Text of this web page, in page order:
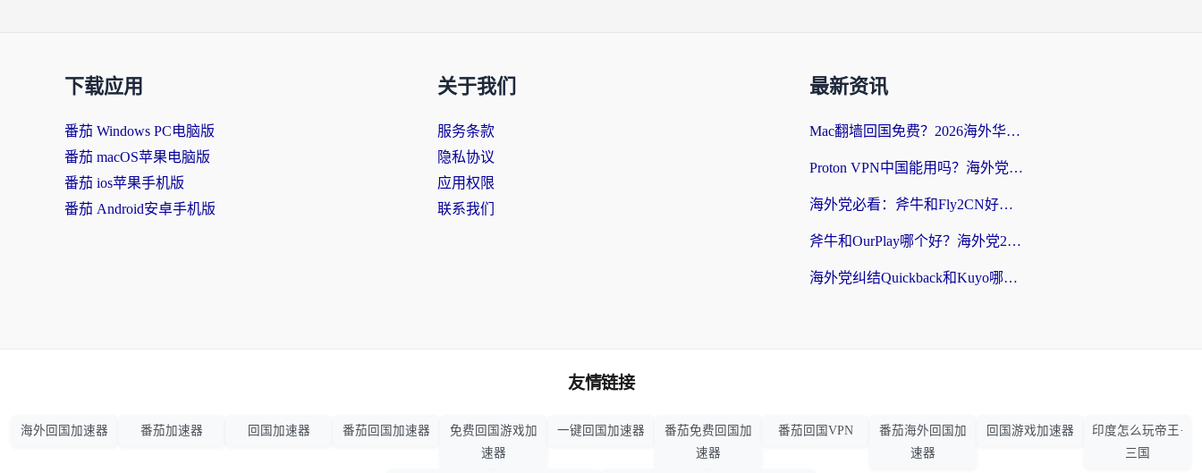
下载应用
番茄 Windows PC电脑版
番茄 macOS苹果电脑版
番茄 ios苹果手机版
番茄 Android安卓手机版
关于我们
服务条款
隐私协议
应用权限
联系我们
最新资讯
Mac翻墙回国免费？2026海外华人亲测：从CCTV5直播到国内APP，这样选加速器才靠谱
Proton VPN中国能用吗？海外党选回国加速器的避坑指南（附番茄加速器实测）
海外党必看：斧牛和Fly2CN好用吗？3招教你选对回国加速器（附免费试用攻略）
斧牛和OurPlay哪个好？海外党2026亲测：选对加速器，国内资源秒加载
海外党纠结Quickback和Kuyo哪个好？选对回国加速器才能无缝刷国内资源
友情链接
海外回国加速器 番茄加速器 回国加速器 番茄回国加速器
免费回国游戏加
速器
一键回国加速器
番茄免费回国加
速器
番茄回国VPN
番茄海外回国加
速器
回国游戏加速器
印度怎么玩帝王·
三国